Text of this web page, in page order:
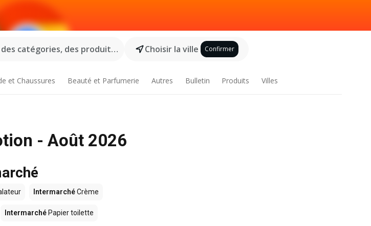
catégories, des produits...
Choisir la ville Confirmer
et Chaussures Beauté et Parfumerie Autres Bulletin Produits Villes
- Août 2026
IntermarchéCrème
Intermarché Papier toilette